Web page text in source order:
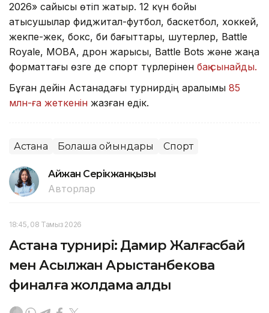
2026» сайысы өтіп жатыр. 12 күн бойы
қатысушылар фиджитал-футбол, баскетбол, хоккей,
жекпе-жек, бокс, би бағыттары, шутерлер, Battle
Royale, MOBA, дрон жарысы, Battle Bots және жаңа
форматтағы өзге де спорт түрлерінен бақ сынайды.
Бұған дейін Астанадағы турнирдің қаралымы 85
млн-ға жеткенін жазған едік.
Астана Болашақ ойындары Спорт
Айжан Серікжанқызы
Авторлар
18:45, 08 Тамыз 2026
Астана турнирі: Дамир Жалғасбай
мен Асылжан Арыстанбекова
финалға жолдама алды